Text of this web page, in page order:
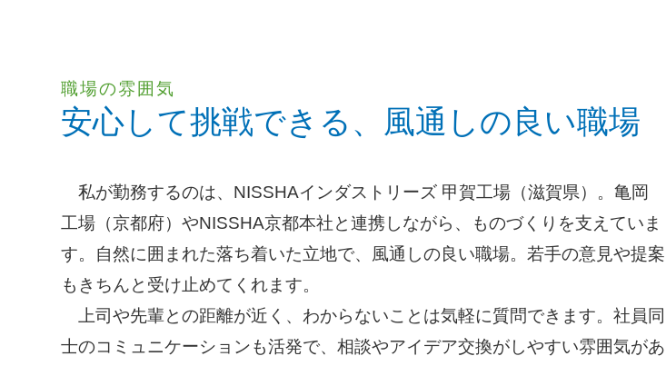
職場の雰囲気
安心して挑戦できる、風通しの良い職場
私が勤務するのは、NISSHAインダストリーズ 甲賀工場（滋賀県）。亀岡
工場（京都府）やNISSHA京都本社と連携しながら、ものづくりを支えていま
す。自然に囲まれた落ち着いた立地で、風通しの良い職場。若手の意見や提案
もきちんと受け止めてくれます。
上司や先輩との距離が近く、わからないことは気軽に質問できます。社員同
士のコミュニケーションも活発で、相談やアイデア交換がしやすい雰囲気があ